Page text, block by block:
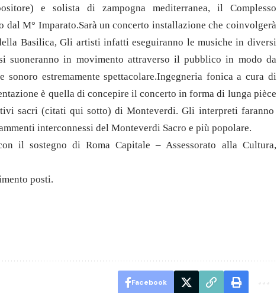
e solista di zampogna mediterranea, il Complesso
M° Imparato.Sarà un concerto installazione che coinvolgerà
Basilica, Gli artisti infatti eseguiranno le musiche in diversi
suoneranno in movimento attraverso il pubblico in modo da
estremamente spettacolare.Ingegneria fonica a cura di
è quella di concepire il concerto in forma di lunga pièce
sacri (citati qui sotto) di Monteverdi. Gli interpreti faranno
interconnessi del Monteverdi Sacro e più popolare.
il sostegno di Roma Capitale – Assessorato alla Cultura,
posti.
Facebook